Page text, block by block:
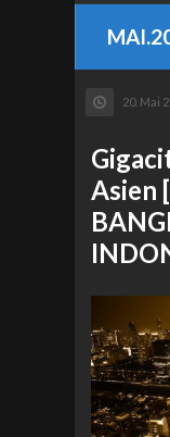
20. Mai
Asien